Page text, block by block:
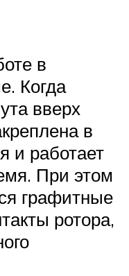
в
Когда
вверх
в
и работает
При этом
графитные
ротора,